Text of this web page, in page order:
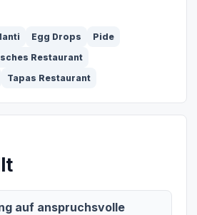
Egg Drops
Pide
Restaurant
Tapas Restaurant
auf anspruchsvolle